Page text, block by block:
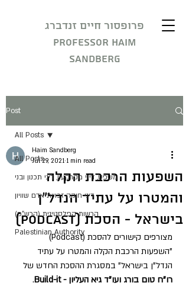
פרופסור חיים זנדברג
Professor Haim
Sandberg
Post
All Posts
משפט, דיני מקרקעין, דיני תכנון ובני
דיני חוקה זכויות אדם שוויון
הרשות הפלסטינית (הרש"פ)
Palestinian Authority
All Posts
השפעות הרכבת הקלה
והמטרו על עתיד הנדל"ן
בישראל - הסכת (Podcast)
Haim Sandberg
Jul 29, 2021 1 min read
מצורפים קישורים להסכת (Podcast)
"השפעות הרכבת הקלה והמטרו על עתיד
הנדל"ן בישראל" במסגרת ההסכת החדש של
רו"ח טום בורג ועו"ד גיא העליון - Build-it
.